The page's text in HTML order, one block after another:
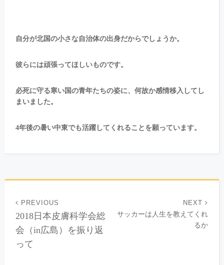
自分が北国の小さな自治体の出身だからでしょうか。
彼らには頑張ってほしいものです。
必死に守る寒い国の青年たちの姿に、何故か感情移入してし
まいました。
4年後の暑い中東でも活躍してくれることを願っています。
PREVIOUS
2018日本皮膚科学会総
会（in広島）を振り返
って
NEXT
サッカーは人生を教えてくれ
るか